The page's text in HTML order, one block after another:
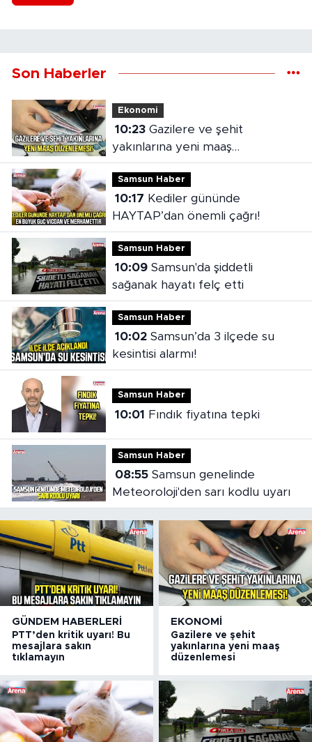
Son Haberler
Ekonomi
10:23Gazilere ve şehit
yakınlarına yeni maaş
düzenlemesi
Samsun Haber
10:17
HAYTAP’dan önemli çağrı!
Samsun Haber
10:09Samsun'da şiddetli
sağanak hayatı felç etti
Samsun Haber
10:02Samsun’da 3 ilçede su
kesintisi alarmı!
Samsun Haber
10:01 Fındık fiyatına tepki
Samsun Haber
08:55Samsun genelinde
Meteoroloji'den sarı kodlu uyarı
GÜNDEM HABERLERI
PTT’den kritik uyarı! Bu
mesajlara sakın
tıklamayın
EKONOMI
Gazilere ve şehit
yakınlarına yeni maaş
düzenlemesi